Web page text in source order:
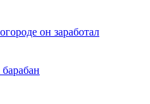
он заработал